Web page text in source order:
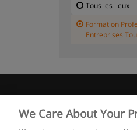
Tous les lieux
Formation
Entreprises
We Care About Your